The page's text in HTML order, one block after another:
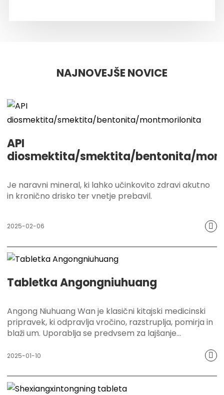
NAJNOVEJŠE NOVICE
API
diosmektita/smektita/bentonita/
Je naravni mineral, ki lahko učinkovito zdravi akutno
in kronično drisko ter vnetje prebavil.
2025-02-06
Tabletka Angongniuhuang
Angong Niuhuang Wan je klasični kitajski medicinski
pripravek, ki odpravlja vročino, razstruplja, pomirja in
blaži um. Uporablja se predvsem za lajšanje
vročina, ki jo povzročata vročina in toksičnost.
zelišča, kot so bezoar, mošus in cinabarit, ki lahko
učinkovito odpravljajo vročino, razstrupljajo, pomirjajo
2025-01-10